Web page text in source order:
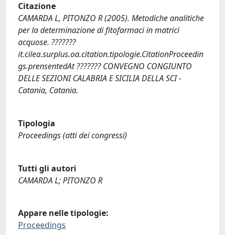
Citazione
CAMARDA L, PITONZO R (2005). Metodiche analitiche
per la determinazione di fitofarmaci in matrici
acquose. ???????
it.cilea.surplus.oa.citation.tipologie.CitationProceedin
gs.prensentedAt ??????? CONVEGNO CONGIUNTO
DELLE SEZIONI CALABRIA E SICILIA DELLA SCI -
Catania, Catania.
Tipologia
Proceedings (atti dei congressi)
Tutti gli autori
CAMARDA L; PITONZO R
Appare nelle tipologie:
Proceedings